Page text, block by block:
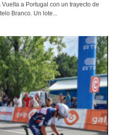
a Portugal con un trayecto de
Branco. Un lote...